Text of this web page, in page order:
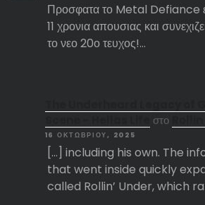
Προσφατα το Metal Defiance
11 χρονια απουσιας και
το νεο 20ο τευχος!…
στο
16 ΟΚΤΩΒΡΊΟΥ, 2025
[…] including his own. The
that went inside quickly
called Rollin’ Under, which